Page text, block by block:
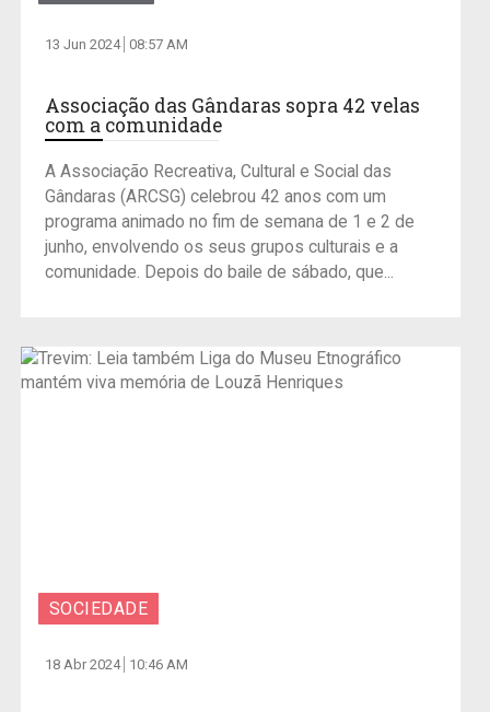
13 Jun 2024 08:57 AM
Associação das Gândaras sopra 42 velas
com a comunidade
A Associação Recreativa, Cultural e Social das
Gândaras (ARCSG) celebrou 42 anos com um
programa animado no fim de semana de 1 e 2 de
junho, envolvendo os seus grupos culturais e a
comunidade. Depois do baile de sábado, que...
SOCIEDADE
18 Abr 2024 10:46 AM